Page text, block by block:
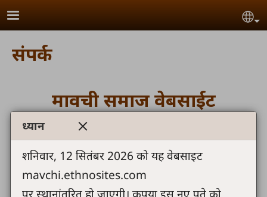
Skip to main content
संपर्क
मावची समाज वेबसाईट
यी वेबसाईट बारामाय वोदारी जाण ओअरा हाटी तुमा
आमेआरी संपर्क कोई सेकतेहें.
info@mavchi.in
ध्यान
शनिवार, 12 सितंबर 2026 को यह वेबसाइट
mavchi.ethnosites.com
पर स्थानांतरित हो जाएगी। कृपया इस नए पते को